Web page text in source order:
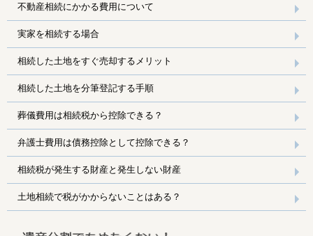
不動産相続にかかる費用について
実家を相続する場合
相続した土地をすぐ売却するメリット
相続した土地を分筆登記する手順
葬儀費用は相続税から控除できる？
弁護士費用は債務控除として控除できる？
相続税が発生する財産と発生しない財産
土地相続で税がかからないことはある？